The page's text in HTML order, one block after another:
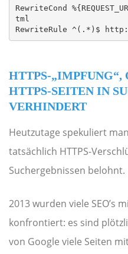
RewriteCond
tml
RewriteRule ^(.*)$ http://
HTTPS-„IMPFUNG“,
HTTPS-SEITEN IN
VERHINDERT
Heutzutage spekuliert
tatsächlich HTTPS-
Suchergebnissen belohnt.
2013 wurden viele SEO’s
konfrontiert: es sind
von Google viele Seiten